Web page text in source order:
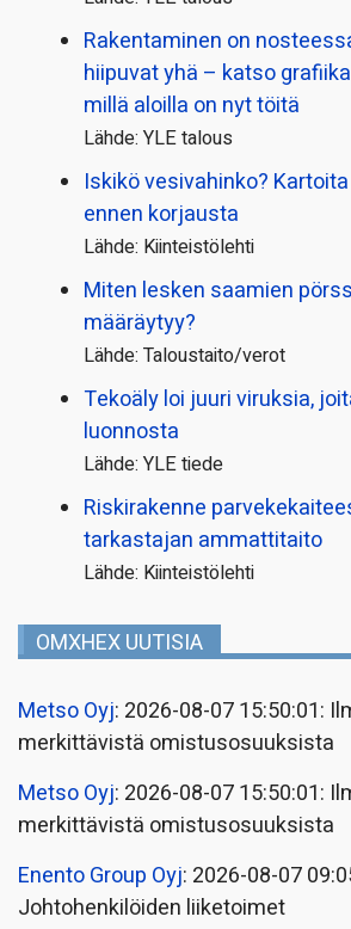
Rakentaminen on
hiipuvat yhä – katso
millä aloilla on nyt töitä
Lähde: YLE talous
Iskikö vesivahinko?
ennen korjausta
Lähde: Kiinteistölehti
Miten lesken saamien
määräytyy?
Lähde: Taloustaito/verot
Tekoäly loi juuri viruksia,
luonnosta
Lähde: YLE tiede
Riskirakenne
tarkastajan ammattitaito
Lähde: Kiinteistölehti
OMXHEX UUTISIA
Metso Oyj: 2026-08-07 15:50:01:
merkittävistä omistusosuuksista
Metso Oyj: 2026-08-07 15:50:01:
merkittävistä omistusosuuksista
Enento Group Oyj: 2026-08-07
Johtohenkilöiden liiketoimet